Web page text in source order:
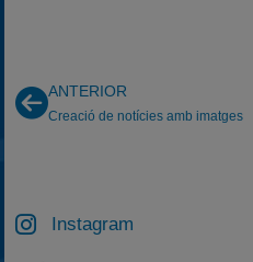
ANTERIOR
Creació de notícies amb imatges
Instagram